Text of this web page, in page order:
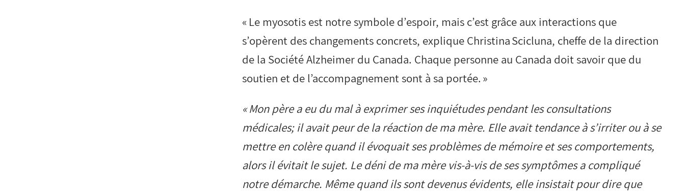
« Le myosotis est notre symbole d’espoir, mais c’est grâce aux interactions que
s’opèrent des changements concrets, explique Christina Scicluna, cheffe de la direction
de la Société Alzheimer du Canada. Chaque personne au Canada doit savoir que du
soutien et de l’accompagnement sont à sa portée. »
« Mon père a eu du mal à exprimer ses inquiétudes pendant les consultations
médicales; il avait peur de la réaction de ma mère. Elle avait tendance à s’irriter ou à se
mettre en colère quand il évoquait ses problèmes de mémoire et ses comportements,
alors il évitait le sujet. Le déni de ma mère vis-à-vis de ses symptômes a compliqué
notre démarche. Même quand ils sont devenus évidents, elle insistait pour dire que